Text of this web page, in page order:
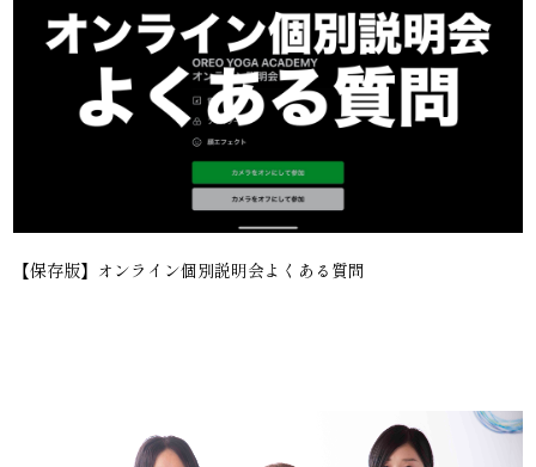
【保存版】オンライン個別説明会よくある質問